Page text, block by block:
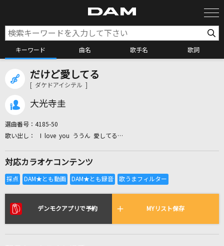
キーワード 曲名 歌手名 歌詞
カラオケ検索
全国りれき
リアルタイムで歌われている曲の一覧
だけど愛してる
[ ダケドアイシテル ]
大光寺圭
選曲番号： 4185-50
I love you ううん 愛してる…
対応カラオケコンテンツ
デンモクアプリで予約 MYリスト保存